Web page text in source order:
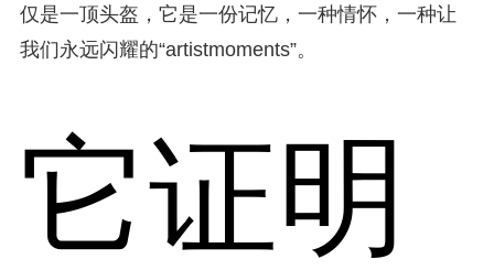
仅是一顶头盔，它是一份记忆，一种情怀，一种让
我们永远闪耀的“artistmoments”。
它证明